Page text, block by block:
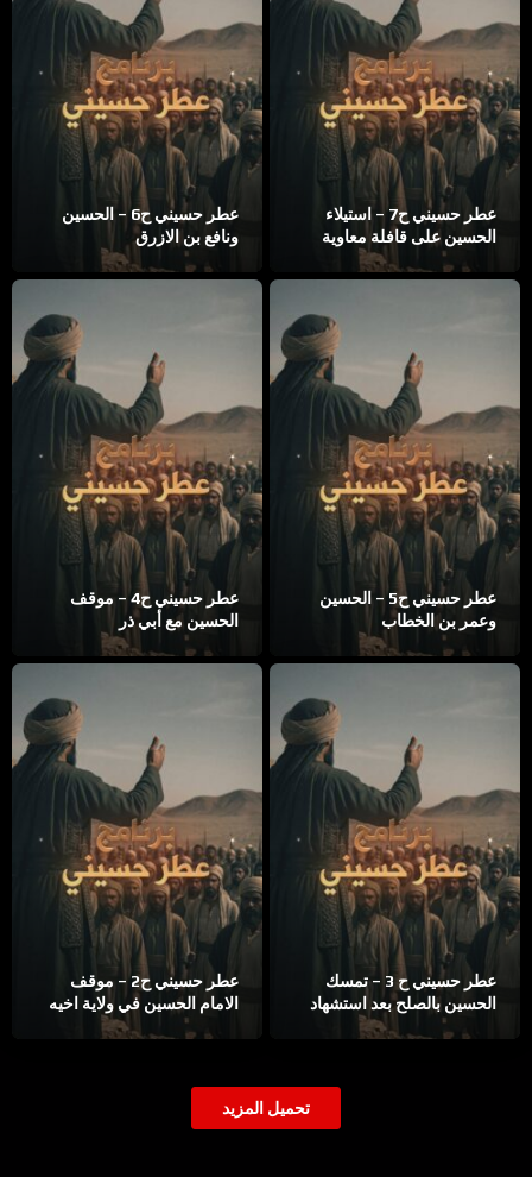
عطر حسيني ح7 – استيلاء
الحسين على قافلة معاوية
عطر حسيني ح6 – الحسين
ونافع بن الازرق
عطر حسيني ح5 – الحسين
وعمر بن الخطاب
عطر حسيني ح4 – موقف
الحسين مع أبي ذر
عطر حسيني ح 3 – تمسك
الحسين بالصلح بعد استشهاد
اخيه الحسن
عطر حسيني ح2 – موقف
الامام الحسين في ولاية اخيه
تحميل المزيد